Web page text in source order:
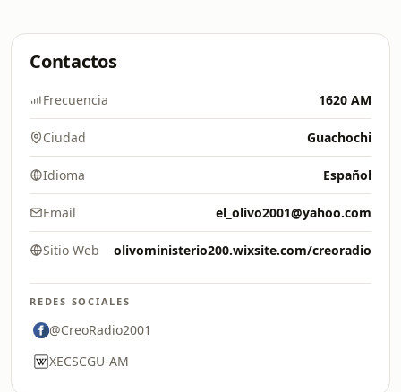
Contactos
Frecuencia 1620 AM
Ciudad Guachochi
Idioma Español
Email el_olivo2001@yahoo.com
Sitio Web olivoministerio200.wixsite.com/creoradio
REDES SOCIALES
@CreoRadio2001
XECSCGU-AM